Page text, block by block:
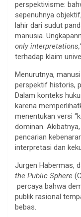
perspektivisme:
sepenuhnya
lahir dari sudut
manusia.
only
terhadap klaim
Menurutnya,
perspektif historis,
Dalam konteks
karena
menentukan versi
dominan.
pencarian
interpretasi dan
Jurgen Habermas,
the Public Sphere
percaya bahwa
publik rasional
bebas.